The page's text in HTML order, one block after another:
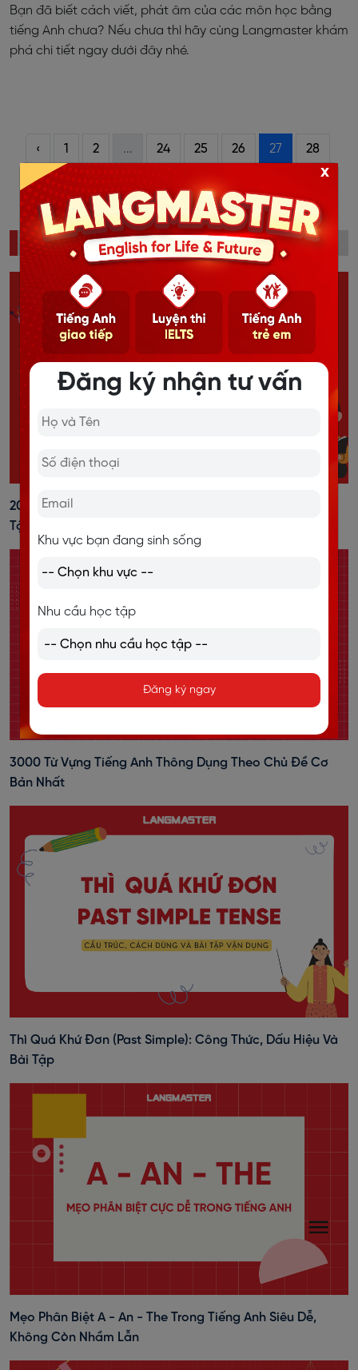
Bạn đã biết cách viết, phát âm của các môn học bằng
tiếng Anh chưa? Nếu chưa thì hãy cùng Langmaster khám
phá chi tiết ngay dưới đây nhé.
‹ 1 2 ... 24 25 26 27 28
29 30 ... 40
ĐỌC NHIỀU
20+ Cách Đánh Trọng Âm Tiếng Anh Dễ Nhớ, Kèm Bài
Tập Vận Dụng
3000 Từ Vựng Tiếng Anh Thông Dụng Theo Chủ Đề Cơ
Bản Nhất
Thì Quá Khứ Đơn (past Simple): Công Thức, Dấu Hiệu Và
Bài Tập
Mẹo Phân Biệt A - An - The Trong Tiếng Anh Siêu Dễ,
Không Còn Nhầm Lẫn
Đăng ký nhận tư vấn
Khu vực bạn đang sinh sống
Nhu cầu học tập
Đăng ký ngay
x